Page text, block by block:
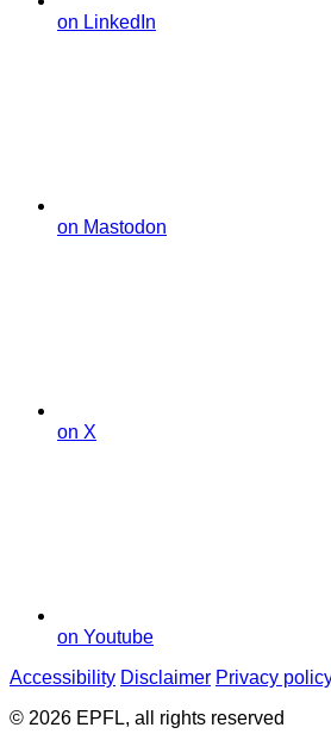
on LinkedIn
on Mastodon
on X
on Youtube
Accessibility Disclaimer Privacy
© 2026 EPFL, all rights reserved